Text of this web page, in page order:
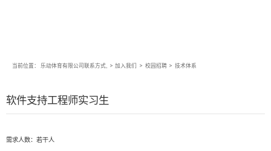
当前位置： 乐动体育有限公司联系方式, > 加入我们 > 校园招聘 > 技术体系
软件支持工程师实习生
需求人数：若干人